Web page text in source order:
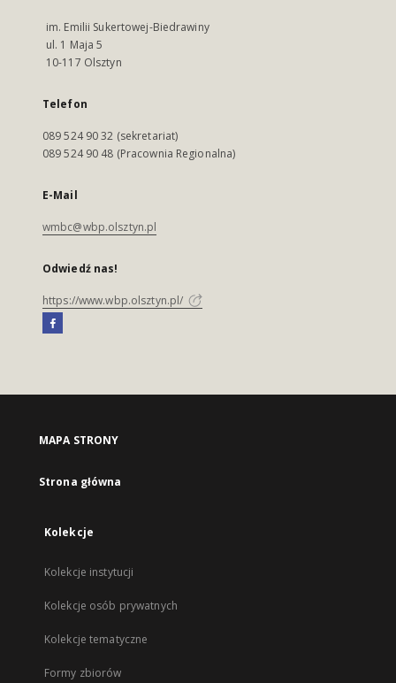
im. Emilii Sukertowej-Biedrawiny
ul. 1 Maja 5
10-117 Olsztyn
Telefon
089 524 90 32 (sekretariat)
089 524 90 48 (Pracownia Regionalna)
E-Mail
wmbc@wbp.olsztyn.pl
Odwiedź nas!
https://www.wbp.olsztyn.pl/
MAPA STRONY
Strona główna
Kolekcje
Kolekcje instytucji
Kolekcje osób prywatnych
Kolekcje tematyczne
Formy zbiorów